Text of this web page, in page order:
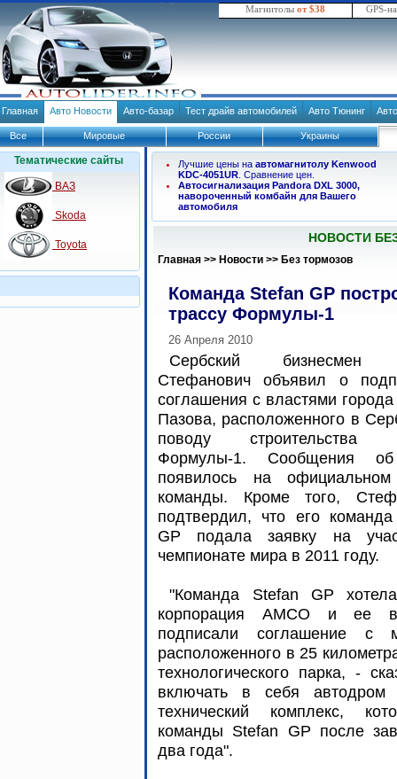
Магнитолы от $38 GPS-
Главная Авто Новости Авто-базар Тест драйв автомобилей Авто Тюнинг
Все Мировые России Украины
Тематические сайты
ВАЗ
Skoda
Toyota
Лучшие цены на автомагнитолу Kenwood
KDC-4051UR . Сравнение цен.
Автосигнализация Pandora DXL 3000,
навороченный комбайн для Вашего
автомобиля
НОВОСТИ
Главная >> Новости >> Без тормозов
Команда Stefan GP
трассу Формулы-1
26 Апреля 2010
Сербский бизнесмен
Стефанович объявил о
соглашения с властями
Пазова, расположенного в
поводу строительства
Формулы-1. Сообщения
появилось на
команды. Кроме того,
подтвердил, что его
GP подала заявку на
чемпионате мира в 2011 году.
"Команда Stefan GP
корпорация AMCO и ее
подписали соглашение с
расположенного в 25
технологического парка, -
включать в себя
технический комплекс,
команды Stefan GP после
два года".